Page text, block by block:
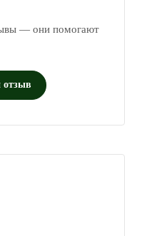
— они помогают
отзыв